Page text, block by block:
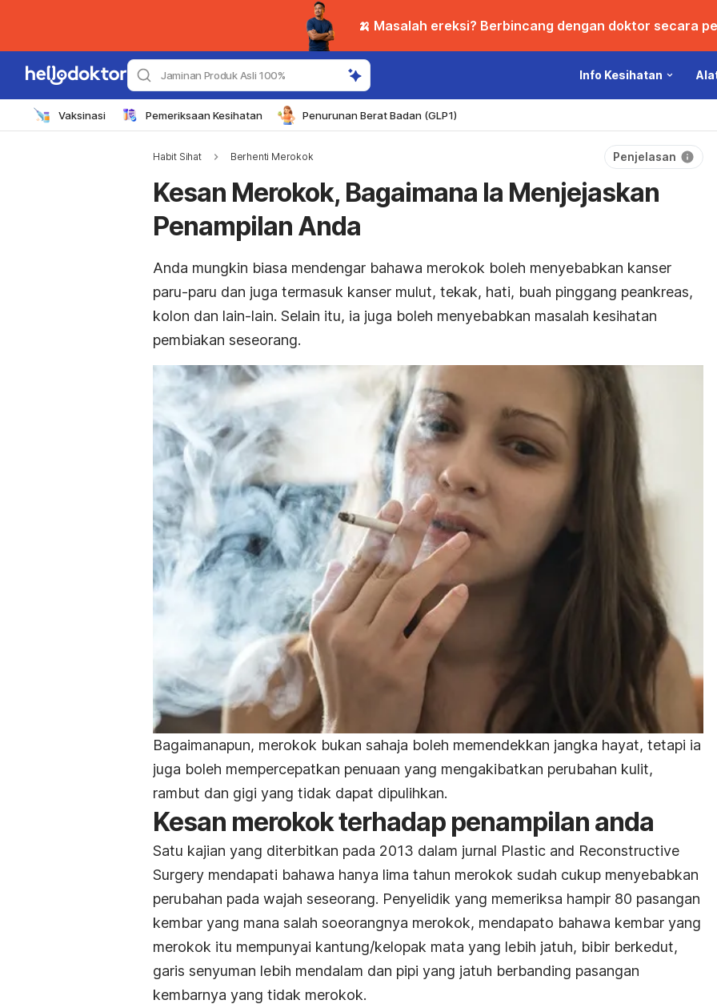
🍌 Masalah ereksi? Berbincang dengan doktor secara
Jaminan Produk Asli 100% Info Kesihatan
Vaksinasi Pemeriksaan Kesihatan Penurunan Berat Badan (GLP1)
Habit Sihat Berhenti Merokok Penjelasan
Kesan Merokok, Bagaimana Ia Menjejaskan
Penampilan Anda
Anda mungkin biasa mendengar bahawa merokok boleh menyebabkan kanser
paru-paru dan juga termasuk kanser mulut, tekak, hati, buah pinggang peankreas,
kolon dan lain-lain. Selain itu, ia juga boleh menyebabkan masalah kesihatan
pembiakan seseorang.
Bagaimanapun, merokok bukan sahaja boleh memendekkan jangka hayat, tetapi ia
juga boleh mempercepatkan penuaan yang mengakibatkan perubahan kulit,
rambut dan gigi yang tidak dapat dipulihkan.
Kesan merokok terhadap penampilan anda
Satu kajian yang diterbitkan pada 2013 dalam jurnal Plastic and Reconstructive
Surgery mendapati bahawa hanya lima tahun merokok sudah cukup menyebabkan
perubahan pada wajah seseorang. Penyelidik yang memeriksa hampir 80 pasangan
kembar yang mana salah soeorangnya merokok, mendapato bahawa kembar yang
merokok itu mempunyai kantung/kelopak mata yang lebih jatuh, bibir berkedut,
garis senyuman lebih mendalam dan pipi yang jatuh berbanding pasangan
kembarnya yang tidak merokok.